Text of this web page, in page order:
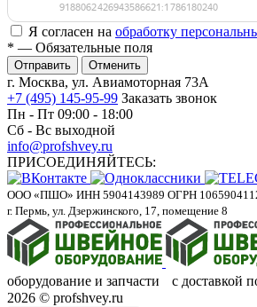
Я согласен на обработку
* — Обязательные поля
Отменить
г. Москва, ул. Авиамоторная 73А
+7 (495) 145-95-99 Заказать звонок
Пн - Пт 09:00 - 18:00
Сб - Вс выходной
info@profshvey.ru
ПРИСОЕДИНЯЙТЕСЬ:
ООО «ПШО» ИНН 5904143989 ОГРН
г. Пермь, ул. Дзержинского, 17, помещение 8
оборудование и запчасти с доставкой
2026 © profshvey.ru